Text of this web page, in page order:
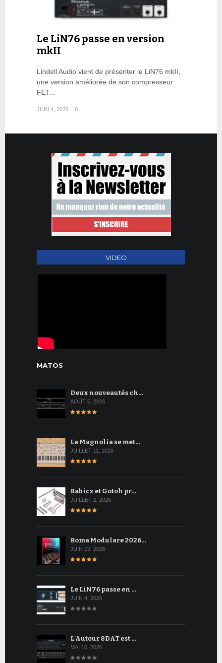
Le LiN76 passe en version
mkII
Lindell Audio vient de présenter le LiN76 mkII,
une version améliorée de son compresseur
FET...
JUIN 4, 2026 0
VIDEO
MATOS
Deux nouveautés ch…
AOÛT 5, 2026
Le Magnolia se met…
JUILLET 11, 2026
Babicz et Gotoh pr…
JUILLET 2, 2026
Roma Modulare 2026…
JUIN 19, 2026
Le LiN76 passe en …
JUIN 4, 2026
L'Auteur 8DAT est …
MAI 10, 2026